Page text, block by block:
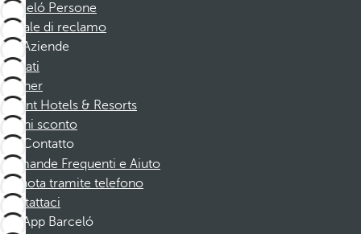
Barceló Persone
Canale di reclamo
Aziende
Affiliati
Partner
Dorint Hotels & Resorts
Buoni sconto
Contatto
Domande Frequenti e Aiuto
Prenota tramite telefono
Contattaci
App Barceló